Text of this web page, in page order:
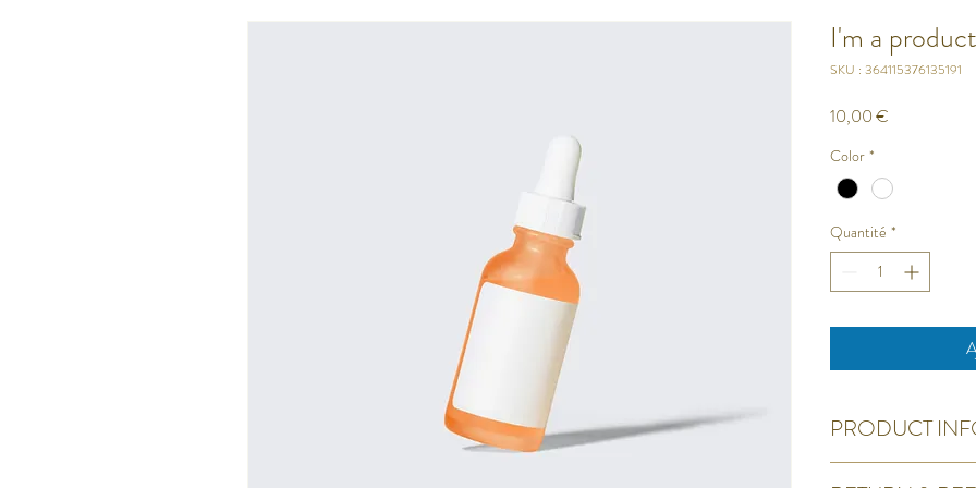
I'm a product
SKU : 364115376135191
10,00 €
Color *
Quantité *
PRODUCT